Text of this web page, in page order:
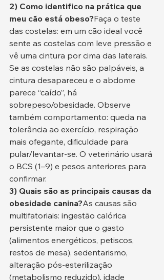
2) Como identifico na prática que
meu cão está obeso?Faça o teste
das costelas: em um cão ideal você
sente as costelas com leve pressão e
vê uma cintura por cima das laterais.
Se as costelas não são palpáveis, a
cintura desapareceu e o abdome
parece “caído”, há
sobrepeso/obesidade. Observe
também comportamento: queda na
tolerância ao exercício, respiração
mais ofegante, dificuldade para
pular/levantar-se. O veterinário usará
o BCS (1–9) e pesos anteriores para
confirmar.
3) Quais são as principais causas da
obesidade canina?As causas são
multifatoriais: ingestão calórica
persistente maior que o gasto
(alimentos energéticos, petiscos,
restos de mesa), sedentarismo,
alteração pós-esterilização
(metabolismo reduzido), idade